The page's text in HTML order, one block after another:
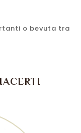
o bevuta tra